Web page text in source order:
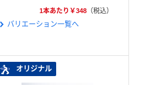
1本あたり￥348 （税込）
バリエーション一覧へ
オリジナル